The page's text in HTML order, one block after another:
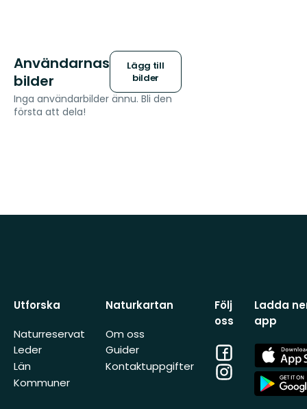
Användarnas
bilder
Lägg till
bilder
Inga användarbilder ännu. Bli den
första att dela!
Utforska
Naturreservat
Leder
Län
Kommuner
Naturkartan
Om oss
Guider
Kontaktuppgifter
Följ
oss
Facebook
Instagram
Ladda
app
App
Store
App
Store